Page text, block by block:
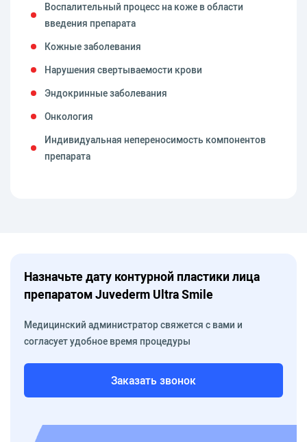
Воспалительный процесс на коже в области
введения препарата
Кожные заболевания
Нарушения свертываемости крови
Эндокринные заболевания
Онкология
Индивидуальная непереносимость компонентов
препарата
Назначьте дату контурной пластики лица
препаратом Juvederm Ultra Smile
Медицинский администратор свяжется с вами и
согласует удобное время процедуры
Заказать звонок